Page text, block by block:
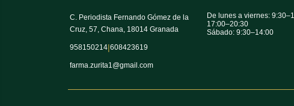
C. Periodista Fernando Gómez de la
Cruz, 57, Chana, 18014 Granada
958150214|608423619
farma.zurita1@gmail.com
De lunes a viernes:
17:00–20:30
Sábado: 9:30–14:00